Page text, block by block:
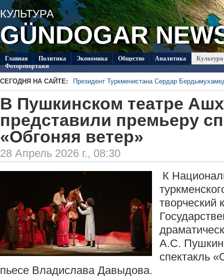
КУЛЬТУРА
GÜNDOGAR
Главная Политикa Экономика Общество Аналитика
Культура
Фоторепортажи
СЕГОДНЯ НА САЙТЕ:
Президент Туркменистана Сердар
В посольстве Туркменистана в Душанбе
«Туркменпочта» продолжает развивать
Глава ОБСЕ прибыл с визитом в Туркменистан
Около 20 работ из стран СНГ поступило на
Туркменистан пригласил Ассоциацию «Akhal-
коневодству
В Пушкинском театре
представили премьеру
«Обгоняя ветер»
28 Апрель 2026 г., 08:30
К
творческий
А.С.
спектакль
пьесе Владислава Давыдова.